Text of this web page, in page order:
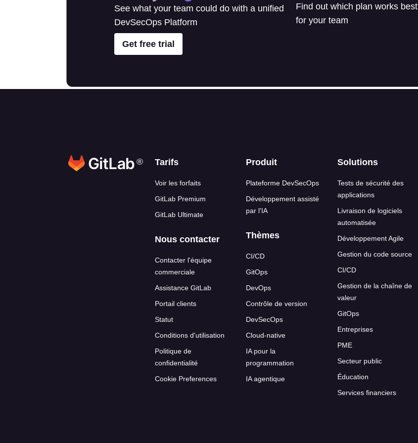
See what your team could do with a unified
DevSecOps Platform
Get free trial
Find out which plan works best
for your team
® Liens en bas de page
Tarifs
Voir les forfaits
GitLab Premium
GitLab Ultimate
Nous contacter
Contacter l'équipe
commerciale
Assistance GitLab
Portail clients
Statut
Conditions d'utilisation
Politique de
confidentialité
Cookie Preferences
Produit
Plateforme DevSecOps
Développement assisté
par l'IA
Thèmes
CI/CD
GitOps
DevOps
Contrôle de version
DevSecOps
Cloud-native
IA pour la
programmation
IA agentique
Solutions
Tests de sécurité des
applications
Livraison de logiciels
automatisée
Développement Agile
Gestion du code source
CI/CD
Gestion de la chaîne de
valeur
GitOps
Entreprises
PME
Secteur public
Éducation
Services financiers